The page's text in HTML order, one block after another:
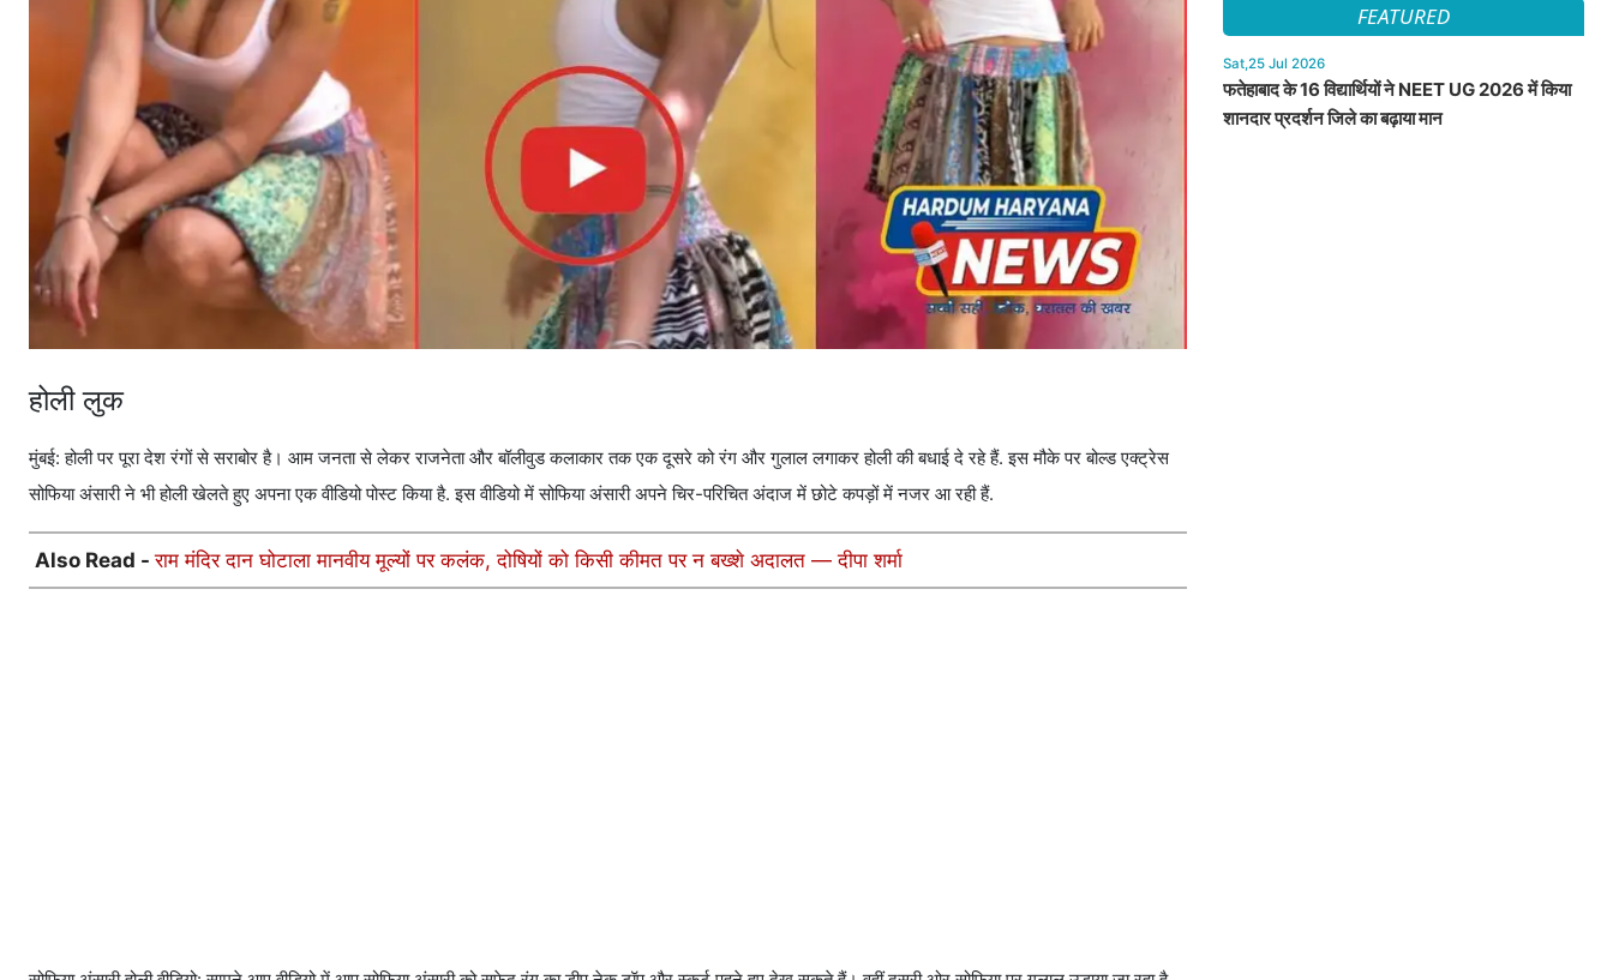
होली लुक
मुंबई: होली पर पूरा देश रंगों से सराबोर है। आम जनता से लेकर राजनेता और बॉलीवुड कलाकार तक एक दूसरे को रंग और गुलाल लगाकर होली की बधाई दे रहे हैं. इस मौके पर बोल्ड एक्ट्रेस
सोफिया अंसारी ने भी होली खेलते हुए अपना एक वीडियो पोस्ट किया है. इस वीडियो में सोफिया अंसारी अपने चिर-परिचित अंदाज में छोटे कपड़ों में नजर आ रही हैं.
Also Read -राम मंदिर दान घोटाला मानवीय मूल्यों पर कलंक, दोषियों को किसी कीमत पर न बख्शे अदालत — दीपा शर्मा
FEATURED
Sat,25 Jul 2026
फतेहाबाद के 16 विद्यार्थियों ने NEET UG 2026 में किया
शानदार प्रदर्शन जिले का बढ़ाया मान